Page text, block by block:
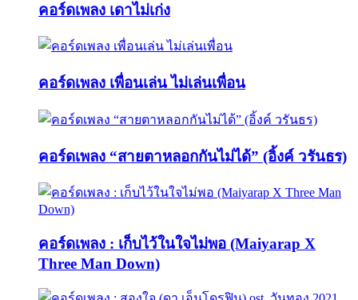
คอร์ดเพลง เดาไม่เก่ง
คอร์ดเพลง เพื่อนเล่น ไม่เล่นเพื่อน
คอร์ดเพลง “สายตาหลอกกันไม่ได้” (อิ้งค์ วรันธร)
คอร์ดเพลง : เก็บไว้ในใจไม่พอ (Maiyarap X
Three Man Down)